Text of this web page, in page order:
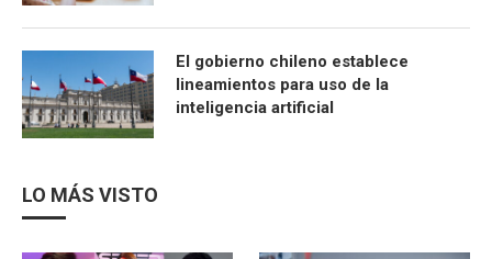
El gobierno chileno establece
lineamientos para uso de la
inteligencia artificial
LO MÁS VISTO